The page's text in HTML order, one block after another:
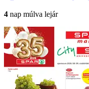
4 nap múlva lejár